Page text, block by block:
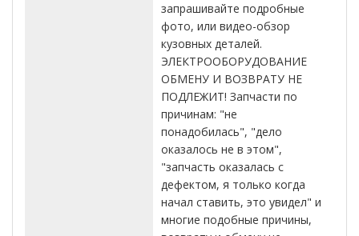
запрашивайте подробные
фото, или видео-обзор
кузовных деталей.
ЭЛЕКТРООБОРУДОВАНИЕ
ОБМЕНУ И ВОЗВРАТУ НЕ
ПОДЛЕЖИТ! Запчасти по
причинам: "не
понадобилась", "дело
оказалось не в этом",
"запчасть оказалась с
дефектом, я только когда
начал ставить, это увидел" и
многие подобные причины,